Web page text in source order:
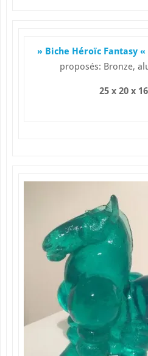
» Biche Héroïc Fantasy «
proposés: Bronze,
25 x 20 x